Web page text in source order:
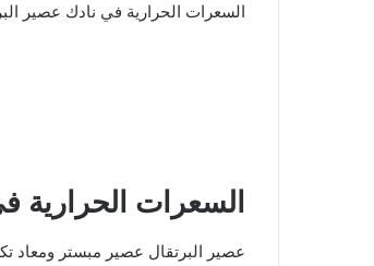
السعرات الحرارية في نادك عصير
السعرات الحرارية
عصير البرتقال عصير مبستر ومعاد تكوينه يحتوي على 82 سعرة حرارية